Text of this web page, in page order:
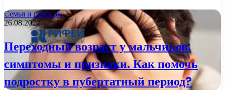
Семья и ребенок
26.08.2022
Переходный возраст у мальчиков:
симптомы и признаки. Как помочь
подростку в пубертатный период?